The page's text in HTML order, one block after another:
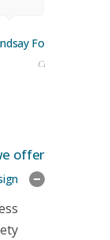
Ford
CEO
offer